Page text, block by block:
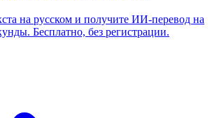
на русском и получите ИИ-перевод на
Бесплатно, без регистрации.